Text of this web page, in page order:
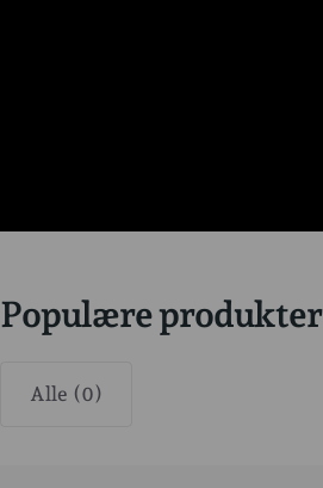
Populære produkter
Alle (0)